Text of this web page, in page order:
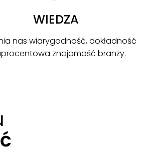
WIEDZA
nas wiarygodność, dokładność
znajomość branży.